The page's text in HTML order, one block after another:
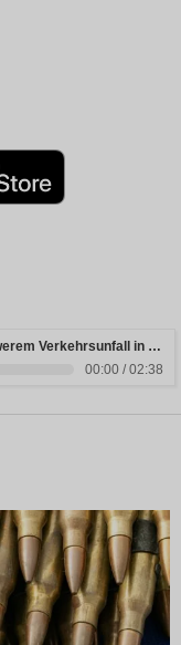
Drei junge Menschen sterben bei schwerem Verkehrsunfall in Rheinland-Pfalz
00:00 / 02:38